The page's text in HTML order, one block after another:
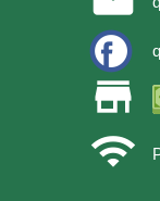
store
wifi